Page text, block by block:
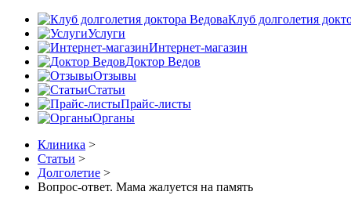
Клуб долголетия
Услуги
Интернет-магазин
Доктор Ведов
Отзывы
Статьи
Прайс-листы
Органы
Клиника >
Статьи >
Долголетие >
Вопрос-ответ. Мама жалуется на память